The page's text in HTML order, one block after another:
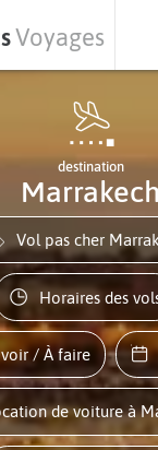
Voyages
destination
Marrakech
Vol pas cher
Horaires des
voir / À faire
de voiture à